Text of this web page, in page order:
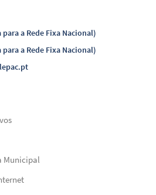
para a Rede Fixa Nacional)
para a Rede Fixa Nacional)
Municipal